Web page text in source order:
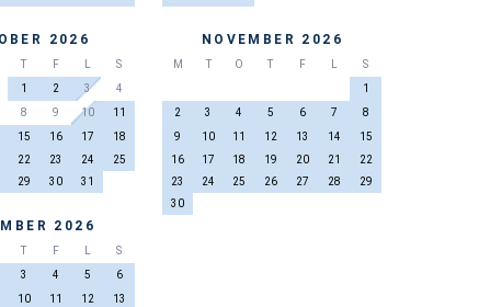
2026
T F L
S
1
2 3
4
8
9 10
11
15
16 17
18
22
23 24
25
29
30 31
NOVEMBER 2026
M T O T F L
S
1
2
3 4 5 6 7
8
9
10 11 12 13 14
15
16
17 18 19 20 21
22
23
24 25 26 27 28
29
30
2026
T F L
S
3
4 5
6
10
11 12
13